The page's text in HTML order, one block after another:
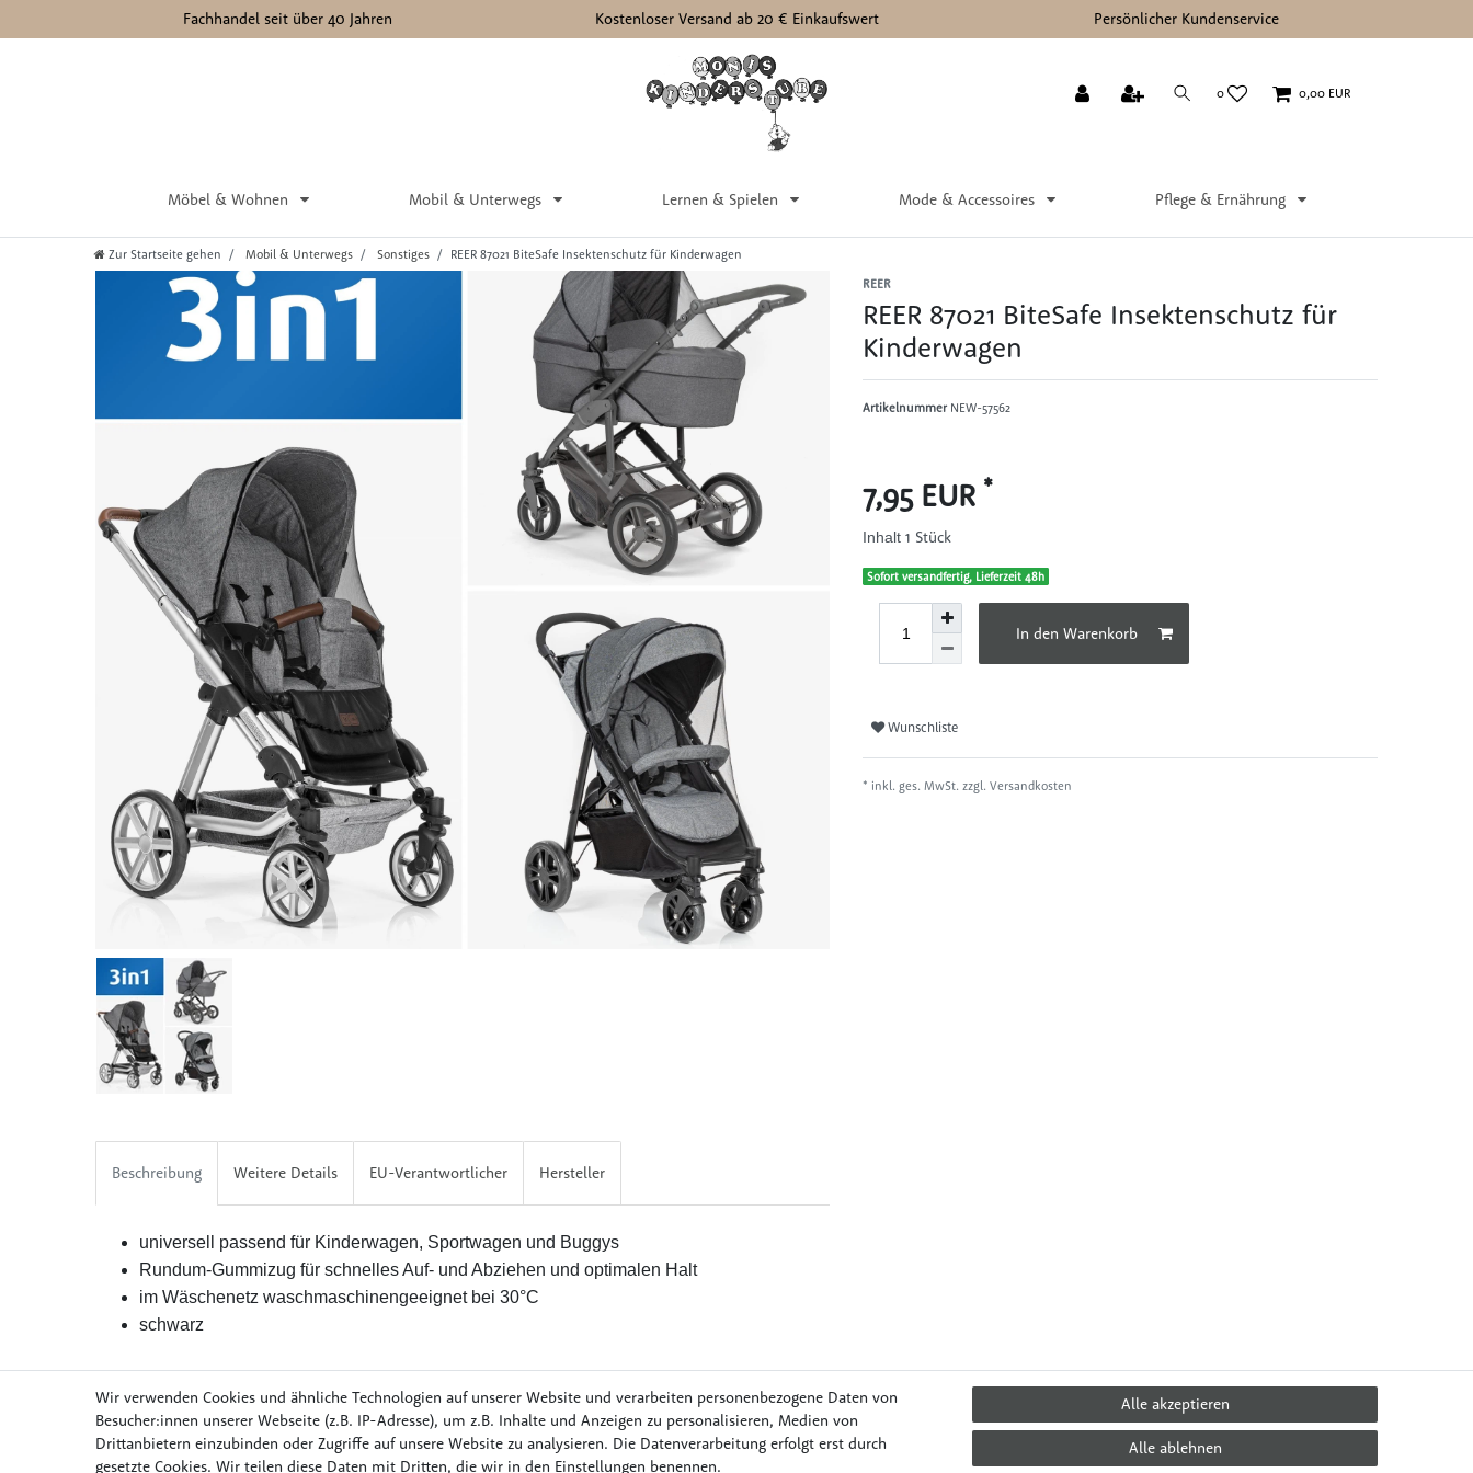
Fachhandel seit über 40 Jahren Kostenloser Versand ab 20 € Einkaufswert Persönlicher Kundenservice
0 0,00 EUR
Möbel & Wohnen Mobil & Unterwegs Lernen & Spielen Mode & Accessoires Pflege & Ernährung
Zur Startseite gehen Mobil & Unterwegs Sonstiges
REER 87021 BiteSafe Insektenschutz für Kinderwagen
REER
REER 87021 BiteSafe Insektenschutz für
Kinderwagen
Artikelnummer NEW-57562
7,95 EUR *
Inhalt 1 Stück
Sofort versandfertig, Lieferzeit 48h
In den Warenkorb
Wunschliste
* inkl. ges. MwSt. zzgl. Versandkosten
Beschreibung Weitere Details EU-Verantwortlicher Hersteller
universell passend für Kinderwagen, Sportwagen und Buggys
Rundum-Gummizug für schnelles Auf- und Abziehen und optimalen Halt
im Wäschenetz waschmaschinengeeignet bei 30°C
schwarz
Möbel & Wohnen Mobil & Unterwegs Lernen & Spielen Mode & Accessories Über Uns
Wir verwenden Cookies und ähnliche Technologien auf unserer Website und verarbeiten personenbezogene Daten von
Besucher:innen unserer Webseite (z.B. IP-Adresse), um z.B. Inhalte und Anzeigen zu personalisieren, Medien von
Drittanbietern einzubinden oder Zugriffe auf unsere Website zu analysieren. Die Datenverarbeitung erfolgt erst durch
gesetzte Cookies. Wir teilen diese Daten mit Dritten, die wir in den Einstellungen benennen.
Alle akzeptieren
Alle ablehnen